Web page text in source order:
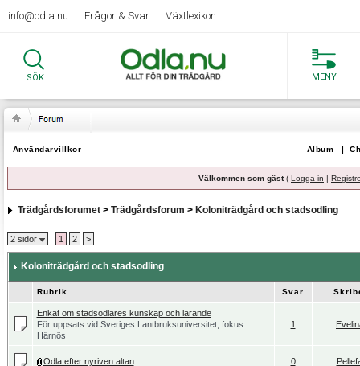
info@odla.nu Frågor & Svar Växtlexikon
SÖK MENY
Användarvillkor Album |
Välkommen som gäst( Logga in |
Trädgårdsforumet> Trädgårdsforum > Koloniträdgård och stadsodling
2 sidor 1 2 >
Koloniträdgård och stadsodling
Rubrik Svar
Enkät om stadsodlares kunskap och lärande
För uppsats vid Sveriges Lantbruksuniversitet, fokus:
Härnös
1
Odla efter nyriven altan 0